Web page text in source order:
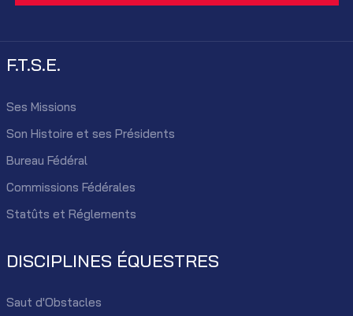
F.T.S.E.
Ses Missions
Son Histoire et ses Présidents
Bureau Fédéral
Commissions Fédérales
Statûts et Réglements
DISCIPLINES ÉQUESTRES
Saut d'Obstacles